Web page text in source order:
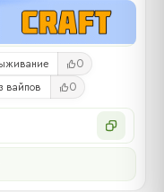
0
вайпов 0